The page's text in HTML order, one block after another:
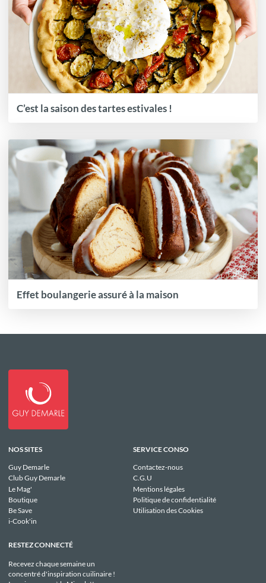
C’est la saison des tartes estivales !
Effet boulangerie assuré à la maison
NOS SITES
Guy Demarle
Club Guy Demarle
Le Mag'
Boutique
Be Save
i-Cook'in
SERVICE CONSO
Contactez-nous
C.G.U
Mentions légales
Politique de confidentialité
Utilisation des Cookies
RESTEZ CONNECTÉ
Recevez chaque semaine un
concentré d'inspiration cuilinaire !